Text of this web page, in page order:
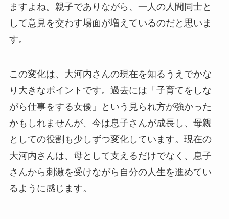
ますよね。親子でありながら、一人の人間同士と
して意見を交わす場面が増えているのだと思いま
す。
この変化は、大河内さんの現在を知るうえでかな
り大きなポイントです。過去には「子育てをしな
がら仕事をする女優」という見られ方が強かった
かもしれませんが、今は息子さんが成長し、母親
としての役割も少しずつ変化しています。現在の
大河内さんは、母として支えるだけでなく、息子
さんから刺激を受けながら自分の人生を進めてい
るように感じます。